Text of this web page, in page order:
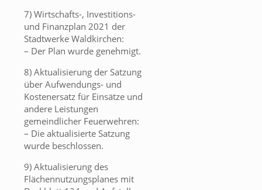
7) Wirtschafts-, Investitions-
und Finanzplan 2021 der
Stadtwerke Waldkirchen:
– Der Plan wurde genehmigt.
8) Aktualisierung der Satzung
über Aufwendungs- und
Kostenersatz für Einsätze und
andere Leistungen
gemeindlicher Feuerwehren:
– Die aktualisierte Satzung
wurde beschlossen.
9) Aktualisierung des
Flächennutzungsplanes mit